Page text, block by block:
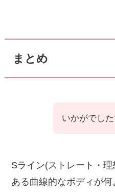
まとめ
いかがでし
Sライン(ストレート・
ある曲線的なボディが何